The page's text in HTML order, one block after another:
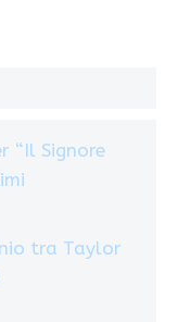
“Il Signore
tra Taylor